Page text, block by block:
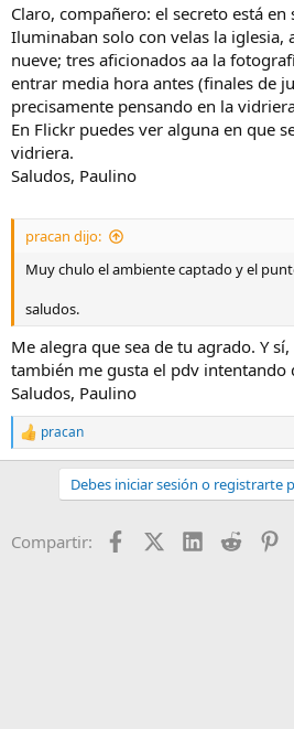
Claro, compañero: el secreto está en
Iluminaban solo con velas la iglesia,
nueve; tres aficionados aa la
entrar media hora antes (finales de
precisamente pensando en la
En Flickr puedes ver alguna en que
vidriera.
Saludos, Paulino
pracan dijo:
Muy chulo el ambiente captado y el
saludos.
Me alegra que sea de tu agrado. Y
también me gusta el pdv intentando
Saludos, Paulino
R
e
o
pracan
Debes iniciar sesión o registrarte
Compartir: FacebookX (Twitter)
LinkedIn
Reddit